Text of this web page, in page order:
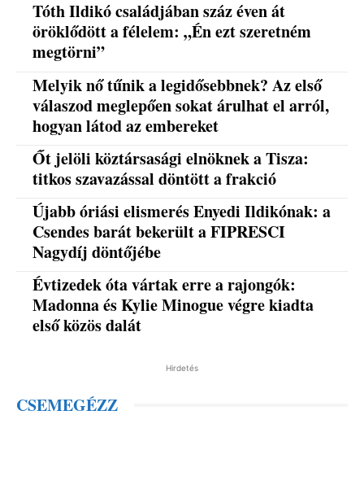
Tóth Ildikó családjában száz éven át
öröklődött a félelem: „Én ezt szeretném
megtörni”
Melyik nő tűnik a legidősebbnek? Az első
válaszod meglepően sokat árulhat el arról,
hogyan látod az embereket
Őt jelöli köztársasági elnöknek a Tisza:
titkos szavazással döntött a frakció
Újabb óriási elismerés Enyedi Ildikónak: a
Csendes barát bekerült a FIPRESCI
Nagydíj döntőjébe
Évtizedek óta vártak erre a rajongók:
Madonna és Kylie Minogue végre kiadta
első közös dalát
Hirdetés
CSEMEGÉZZ